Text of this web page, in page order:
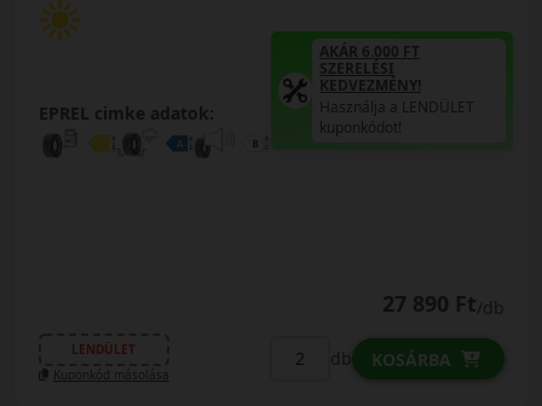
EPREL cimke adatok:
AKÁR 6.000 FT
SZERELÉSI
KEDVEZMÉNY!
Használja a LENDÜLET
kuponkódot!
27 890 Ft/db
LENDÜLET
Kuponkód másolása
db KOSÁRBA